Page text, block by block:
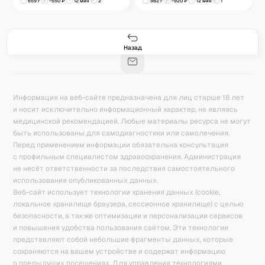
Назад
171
Калькулятор калорий
Информация на веб-сайте предназначена для лиц старше 18 лет
и носит исключительно информационный характер, не являясь
медицинской рекомендацией. Любые материалы ресурса не могут
быть использованы для самодиагностики или самолечения.
Перед применением информации обязательна консультация
с профильным специалистом здравоохранения. Администрация
не несёт ответственности за последствия самостоятельного
использования опубликованных данных.
Веб-сайт использует технологии хранения данных (cookie,
локальное хранилище браузера, сессионное хранилище) с целью
безопасности, а также оптимизации и персонализации сервисов
и повышения удобства пользования сайтом. Эти технологии
представляют собой небольшие фрагменты данных, которые
сохраняются на вашем устройстве и содержат информацию